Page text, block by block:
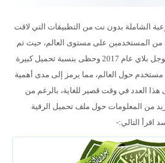
الشاملة بدون نت من التطبيقات التي لاقت
من المستخدمين على مستوى العالم، حيث تم
طرح هذا البرنامج على متجر جوجل بلاي عام 2017 وحظى بنسبة تحميل كبيرة
مستخدم حول العالم، مما يرمز إلى مدى أهمية
هذا العدد في وقت قصير للغاية، بالرغم من
من المعلومات حول ملف تحميل الرقية
اقرأ التالي:-